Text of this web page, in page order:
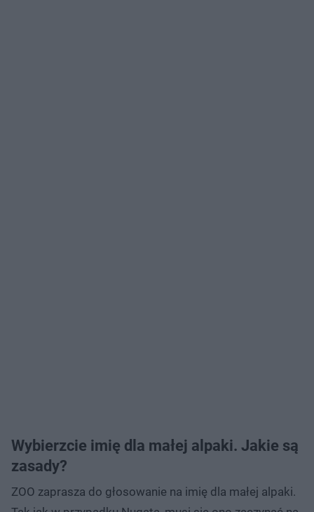
Wybierzcie imię dla małej alpaki. Jakie są
zasady?
ZOO zaprasza do głosowanie na imię dla małej alpaki.